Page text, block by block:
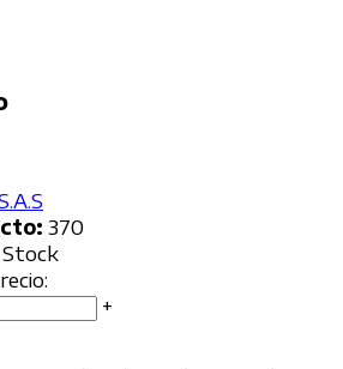
370
Stock
+